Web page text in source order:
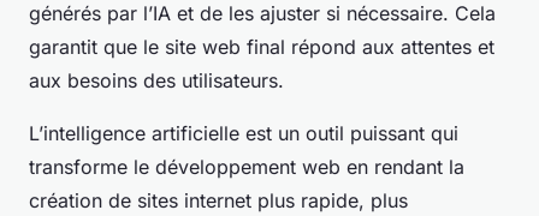
générés par l’IA et de les ajuster si nécessaire. Cela
garantit que le site web final répond aux attentes et
aux besoins des utilisateurs.
L’intelligence artificielle est un outil puissant qui
transforme le développement web en rendant la
création de sites internet plus rapide, plus